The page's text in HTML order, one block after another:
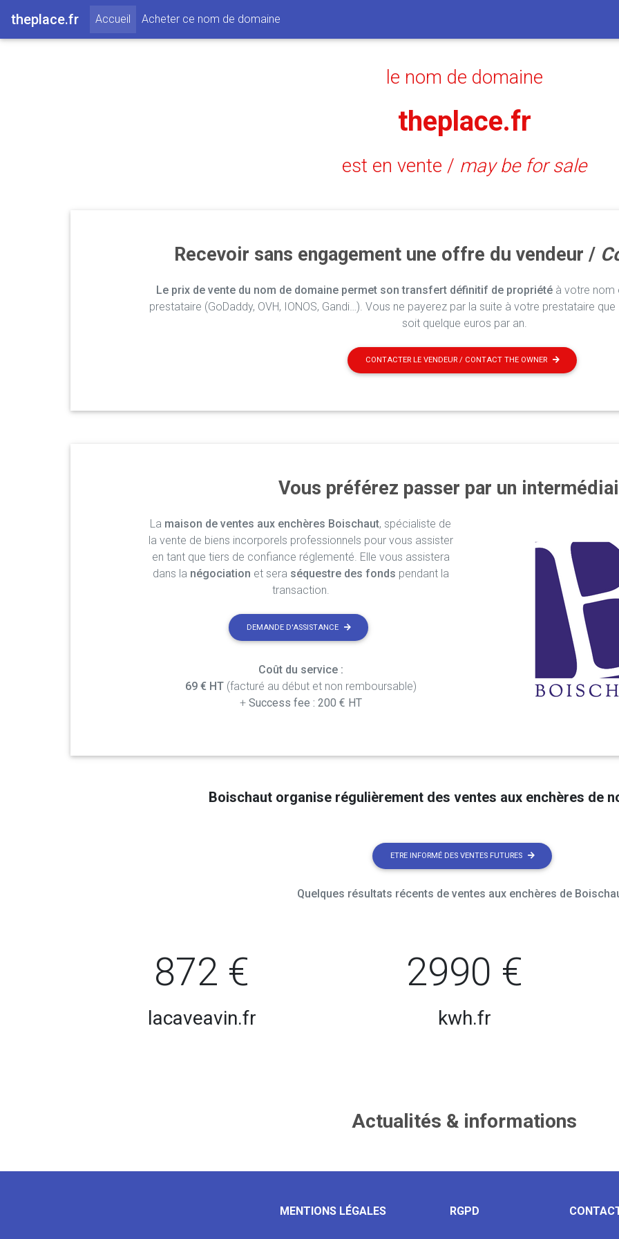
theplace.fr Accueil (current)
Acheter ce nom de domaine
le nom de domaine
theplace.fr
est en vente / may be for sale
Recevoir sans engagement une offre du vendeur /
Le prix de vente du nom de domaine permet son transfert définitif de propriétéà votre nom
prestataire (GoDaddy, OVH, IONOS, Gandi…). Vous ne payerez par la suite à votre prestataire
soit quelque euros par an.
CONTACTER LE VENDEUR / CONTACT THE OWNER
Vous préférez passer par un
La maison de ventes aux enchères Boischaut, spécialiste de
la vente de biens incorporels professionnels pour vous assister
en tant que tiers de confiance réglementé. Elle vous assistera
dans la négociation et sera séquestre des fonds pendant la
transaction.
DEMANDE D'ASSISTANCE
Coût du service :
69 € HT(facturé au début et non remboursable)
+ Success fee : 200 € HT
Boischaut organise régulièrement des ventes aux enchères de
ETRE INFORMÉ DES VENTES FUTURES
Quelques résultats récents de ventes aux enchères de
872 €
lacaveavin.fr
2990 €
kwh.fr
Actualités & informations
MENTIONS LÉGALES RGPD